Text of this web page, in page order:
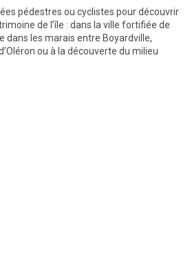
pédestres ou cyclistes pour découvrir
de l’île : dans la ville fortifiée de
dans les marais entre Boyardville,
ou à la découverte du milieu